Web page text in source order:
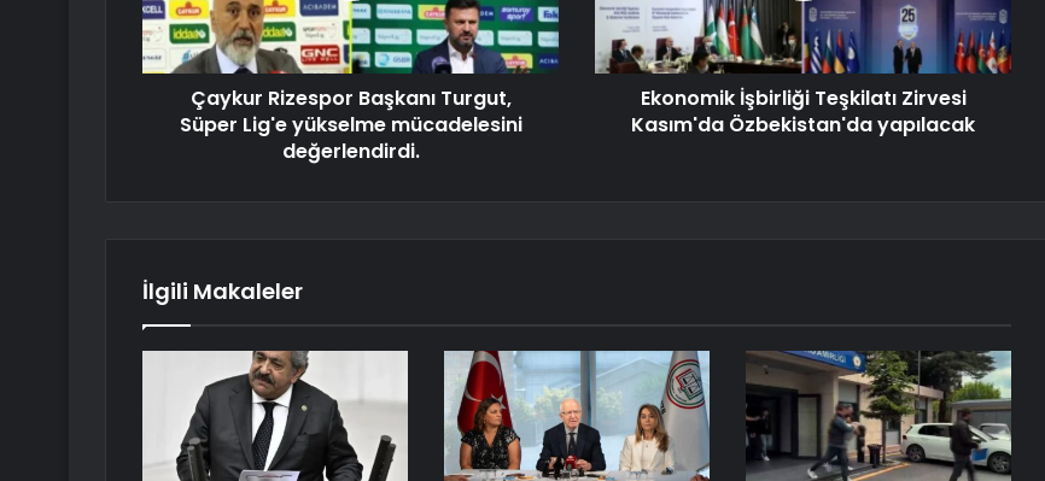
Çaykur Rizespor Başkanı Turgut,
Süper Lig'e yükselme mücadelesini
değerlendirdi.
Ekonomik İşbirliği Teşkilatı Zirvesi
Kasım'da Özbekistan'da yapılacak
İlgili Makaleler